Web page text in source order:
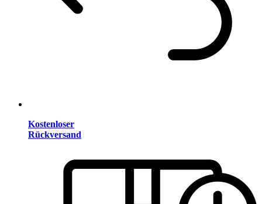
Kostenloser
Rückversand